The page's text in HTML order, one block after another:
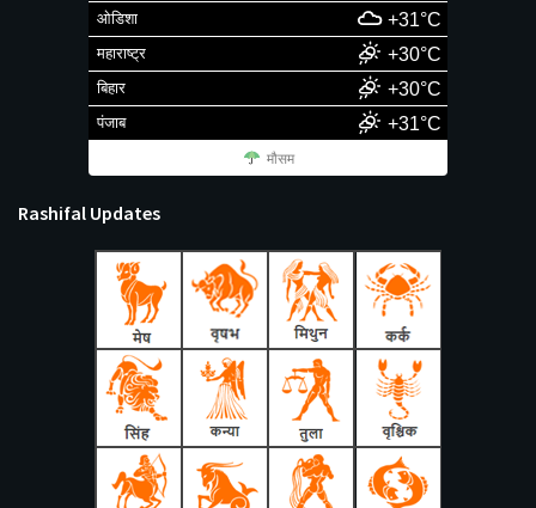
ओडिशा +31°C
महाराष्ट्र +30°C
बिहार +30°C
पंजाब +31°C
मौसम
Rashifal Updates